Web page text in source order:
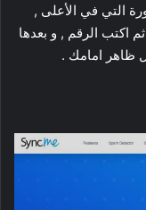
التي في الأعلى ,
اكتب الرقم , و بعدها
ظاهر امامك .